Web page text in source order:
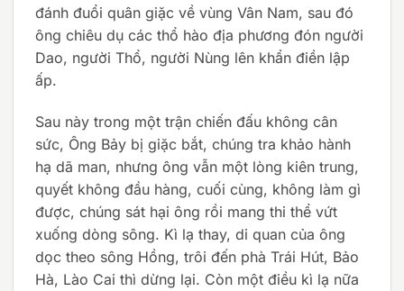
đánh đuổi quân giặc về vùng Vân Nam, sau đó
ông chiêu dụ các thổ hào địa phương đón người
Dao, người Thổ, người Nùng lên khẩn điền lập
ấp.
Sau này trong một trận chiến đấu không cân
sức, Ông Bảy bị giặc bắt, chúng tra khảo hành
hạ dã man, nhưng ông vẫn một lòng kiên trung,
quyết không đầu hàng, cuối cùng, không làm gì
được, chúng sát hại ông rồi mang thi thể vứt
xuống dòng sông. Kì lạ thay, di quan của ông
dọc theo sông Hồng, trôi đến phà Trái Hút, Bảo
Hà, Lào Cai thì dừng lại. Còn một điều kì lạ nữa